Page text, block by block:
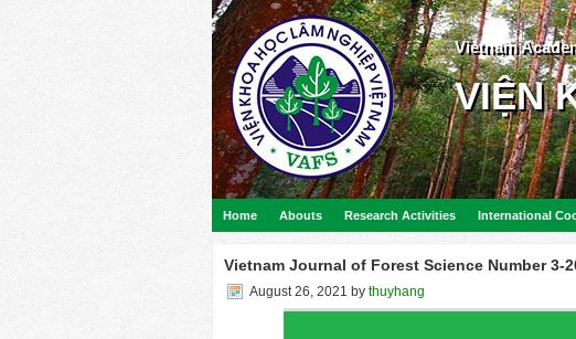
Vietnam
VIỆN
Home Abouts Research Activities International
Vietnam Journal of Forest Science Number 3-
August 26, 2021 by thuyhang